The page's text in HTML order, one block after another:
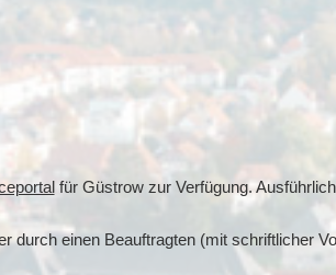
für Güstrow zur Verfügung.
durch einen Beauftragten (mit schriftlicher